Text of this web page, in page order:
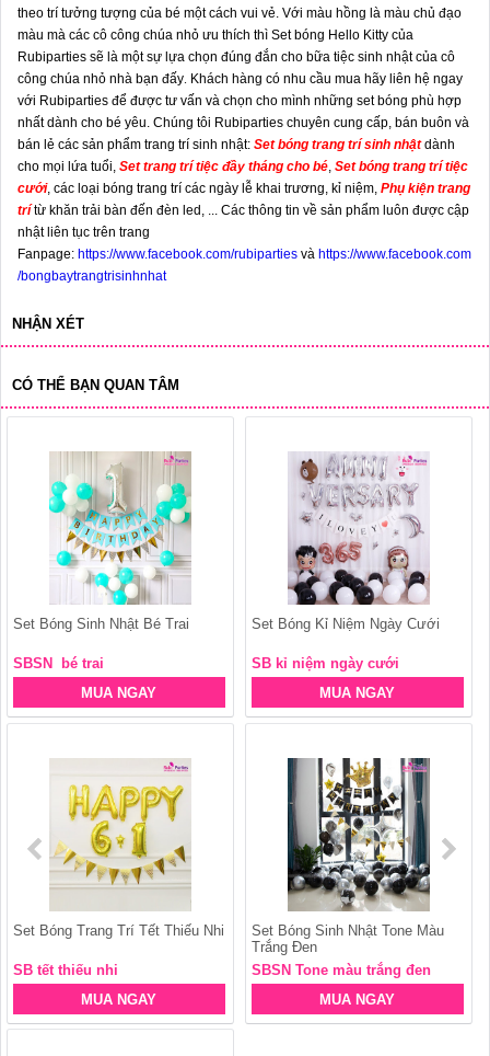
theo trí tưởng tượng của bé một cách vui vẻ. Với màu hồng là màu chủ đạo
màu mà các cô công chúa nhỏ ưu thích thì Set bóng Hello Kitty của
Rubiparties sẽ là một sự lựa chọn đúng đắn cho bữa tiệc sinh nhật của cô
công chúa nhỏ nhà bạn đấy. Khách hàng có nhu cầu mua hãy liên hệ ngay
với Rubiparties để được tư vấn và chọn cho mình những set bóng phù hợp
nhất dành cho bé yêu. Chúng tôi Rubiparties chuyên cung cấp, bán buôn và
bán lẻ các sản phẩm trang trí sinh nhật: Set bóng trang trí sinh nhậtdành
cho mọi lứa tuổi, Set trang trí tiệc đầy tháng cho bé, Set bóng trang trí tiệc
cưới, các loại bóng trang trí các ngày lễ khai trương, kỉ niệm, Phụ kiện trang
trítừ khăn trải bàn đến đèn led, ... Các thông tin về sản phẩm luôn được cập
nhật liên tục trên trang
Fanpage: https://www.facebook.com/rubiparties và https://www.facebook.com
/bongbaytrangtrisinhnhat
NHẬN XÉT
CÓ THỂ BẠN QUAN TÂM
Set Bóng Sinh Nhật Bé Trai
SBSN bé trai
MUA NGAY
Set Bóng Kỉ Niệm Ngày Cưới
SB kỉ niệm ngày cưới
MUA NGAY
Set Bóng Trang Trí Tết Thiếu Nhi
SB tết thiếu nhi
MUA NGAY
Set Bóng Sinh Nhật Tone Màu
Trắng Đen
SBSN Tone màu trắng đen
MUA NGAY